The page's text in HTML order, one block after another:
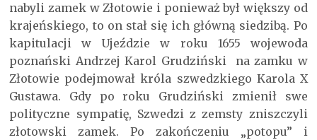
nabyli zamek w Złotowie i ponieważ był większy od
krajeńskiego, to on stał się ich główną siedzibą. Po
kapitulacji w Ujeździe w roku 1655 wojewoda
poznański Andrzej Karol Grudziński na zamku w
Złotowie podejmował króla szwedzkiego Karola X
Gustawa. Gdy po roku Grudziński zmienił swe
polityczne sympatię, Szwedzi z zemsty zniszczyli
złotowski zamek. Po zakończeniu „potopu” i